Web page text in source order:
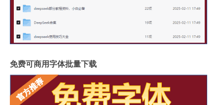
免费可商用字体批量下载